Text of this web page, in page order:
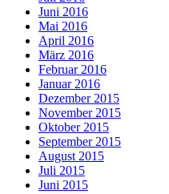
Juni 2016
Mai 2016
April 2016
März 2016
Februar 2016
Januar 2016
Dezember 2015
November 2015
Oktober 2015
September 2015
August 2015
Juli 2015
Juni 2015